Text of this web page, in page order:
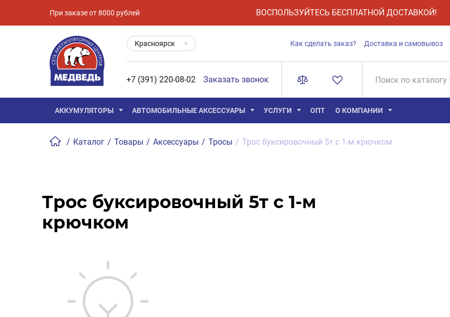
При заказе от 8000 рублей ВОСПОЛЬЗУЙТЕСЬ БЕСПЛАТНОЙ ДОСТАВКОЙ!
Красноярск Как сделать заказ? Доставка и самовывоз
+7 (391) 220-08-02 Заказать звонок
АККУМУЛЯТОРЫ АВТОМОБИЛЬНЫЕ АКСЕССУАРЫ УСЛУГИ ОПТ О КОМПАНИИ
/ Каталог / Товары / Аксессуары / Тросы / Трос буксировочный 5т с 1-м крючком
Трос буксировочный 5т с 1-м
крючком